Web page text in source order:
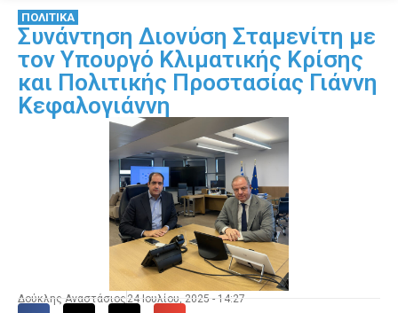
ΠΟΛΙΤΙΚΑ
Συνάντηση Διονύση Σταμενίτη με
τον Υπουργό Κλιματικής Κρίσης
και Πολιτικής Προστασίας Γιάννη
Κεφαλογιάννη
Δούκλης Αναστάσιος 24 Ιουλίου, 2025 - 14:27